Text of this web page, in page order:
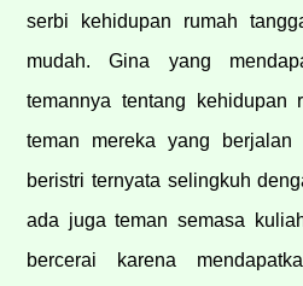
serbi kehidupan rumah
mudah. Gina yang
temannya tentang kehidupan
teman mereka yang
beristri ternyata selingkuh
ada juga teman semasa
bercerai karena